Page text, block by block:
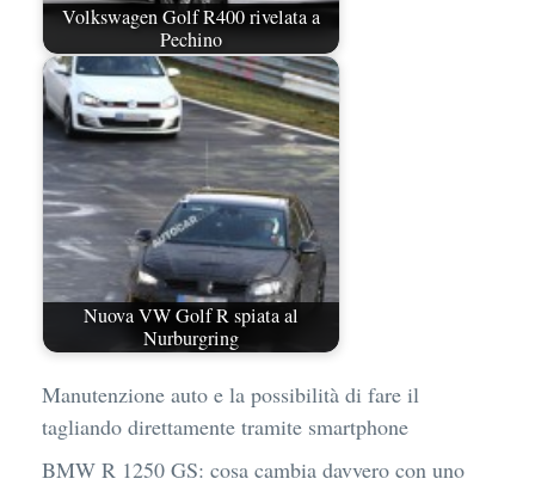
Volkswagen Golf R400 rivelata a
Pechino
Nuova VW Golf R spiata al
Nurburgring
Manutenzione auto e la possibilità di fare il
tagliando direttamente tramite smartphone
BMW R 1250 GS: cosa cambia davvero con uno